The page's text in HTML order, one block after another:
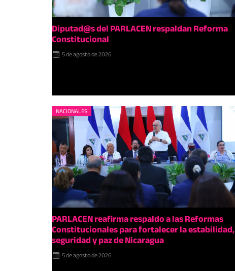
Diputad@s del PARLACEN respaldan Reforma
Constitucional
5 de agosto de 2026
NACIONALES
PARLACEN reafirma respaldo a las Reformas
Constitucionales para fortalecer la estabilidad,
seguridad y paz de Nicaragua
5 de agosto de 2026